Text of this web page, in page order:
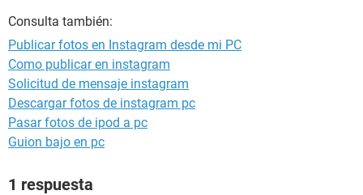
Consulta también:
Publicar fotos en Instagram desde mi PC
Como publicar en instagram
Solicitud de mensaje instagram
Descargar fotos de instagram pc
Pasar fotos de ipod a pc
Guion bajo en pc
1 respuesta